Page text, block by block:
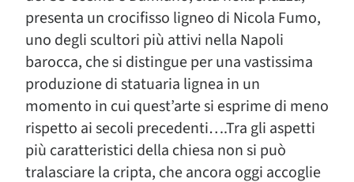
presenta un crocifisso ligneo di Nicola Fumo,
uno degli scultori più attivi nella Napoli
barocca, che si distingue per una vastissima
produzione di statuaria lignea in un
momento in cui quest’arte si esprime di meno
rispetto ai secoli precedenti….Tra gli aspetti
più caratteristici della chiesa non si può
tralasciare la cripta, che ancora oggi accoglie